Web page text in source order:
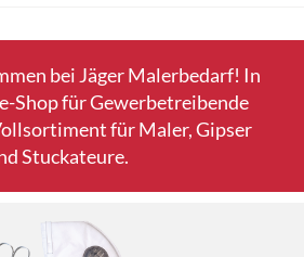
bei Jäger Malerbedarf! In
Shop für Gewerbetreibende
für Maler, Gipser
Stuckateure.